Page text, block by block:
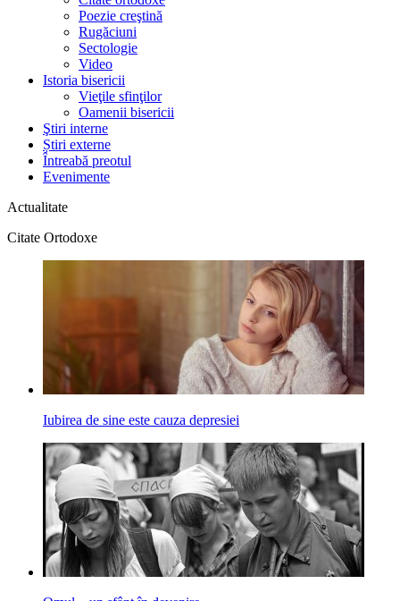
Poezie creştină
Rugăciuni
Sectologie
Video
Istoria bisericii
Vieţile sfinţilor
Oamenii bisericii
Ştiri interne
Știri externe
Întreabă preotul
Evenimente
Actualitate
Citate Ortodoxe
Iubirea de sine este cauza depresiei